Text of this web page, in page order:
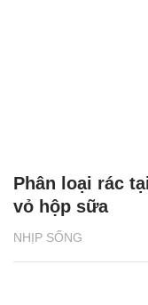
NHỊP SỐNG
Phân loại rác
vỏ hộp sữa